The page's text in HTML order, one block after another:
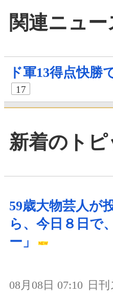
関連ニュー
ド軍13得点快勝
17
新着のトピ
59歳大物芸人が
ら、今日８日で
ー」
08月08日 07:10 日